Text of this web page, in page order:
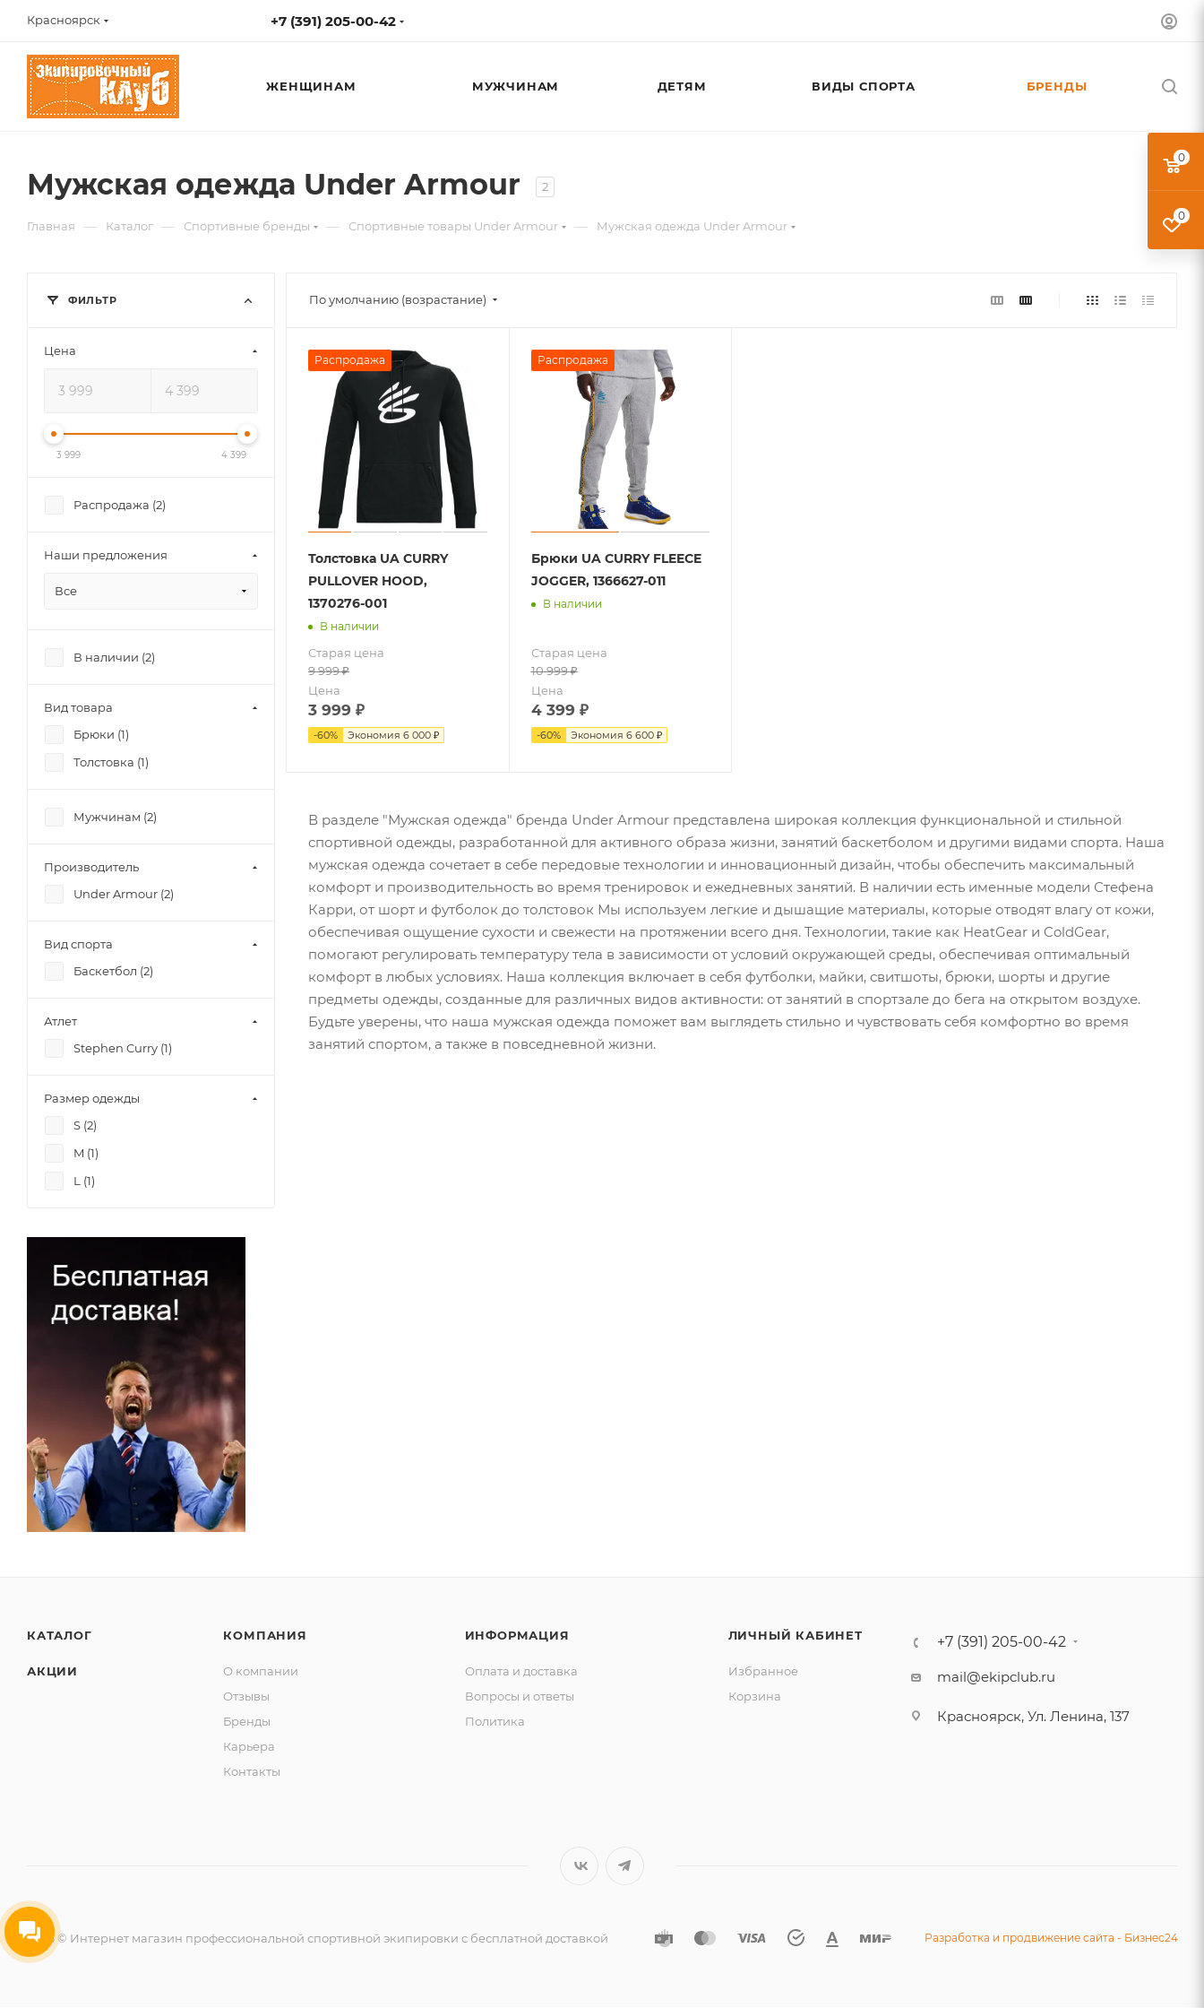
Красноярск +7 (391) 205-00-42
ЖЕНЩИНАМ МУЖЧИНАМ ДЕТЯМ ВИДЫ СПОРТА БРЕНДЫ
Мужская одежда Under Armour 2
Главная — Каталог — Спортивные бренды — Спортивные товары Under Armour — Мужская одежда Under Armour
По умолчанию (возрастание)
Распродажа
Толстовка UA CURRY
PULLOVER HOOD,
1370276-001
В наличии
Старая цена
9 999₽
Цена
3 999 ₽
-60% Экономия 6 000 ₽
Распродажа
Брюки UA CURRY FLEECE
JOGGER, 1366627-011
В наличии
Старая цена
10 999₽
Цена
4 399 ₽
-60% Экономия 6 600 ₽
В разделе "Мужская одежда" бренда Under Armour представлена широкая коллекция функциональной и стильной
спортивной одежды, разработанной для активного образа жизни, занятий баскетболом и другими видами спорта. Наша
мужская одежда сочетает в себе передовые технологии и инновационный дизайн, чтобы обеспечить максимальный
комфорт и производительность во время тренировок и ежедневных занятий. В наличии есть именные модели Стефена
Карри, от шорт и футболок до толстовок Мы используем легкие и дышащие материалы, которые отводят влагу от кожи,
обеспечивая ощущение сухости и свежести на протяжении всего дня. Технологии, такие как HeatGear и ColdGear,
помогают регулировать температуру тела в зависимости от условий окружающей среды, обеспечивая оптимальный
комфорт в любых условиях. Наша коллекция включает в себя футболки, майки, свитшоты, брюки, шорты и другие
предметы одежды, созданные для различных видов активности: от занятий в спортзале до бега на открытом воздухе.
Будьте уверены, что наша мужская одежда поможет вам выглядеть стильно и чувствовать себя комфортно во время
занятий спортом, а также в повседневной жизни.
ФИЛЬТР
Цена
3 999 4 399
Распродажа (2)
Наши предложения
Все
В наличии (2)
Вид товара
Брюки (1)
Толстовка (1)
Мужчинам (2)
Производитель
Under Armour (2)
Вид спорта
Баскетбол (2)
Атлет
Stephen Curry (1)
Размер одежды
S (2)
M (1)
L (1)
КАТАЛОГ
АКЦИИ
КОМПАНИЯ
О компании
Отзывы
Бренды
Карьера
Контакты
ИНФОРМАЦИЯ
Оплата и доставка
Вопросы и ответы
Политика
ЛИЧНЫЙ КАБИНЕТ
Избранное
Корзина
+7 (391) 205-00-42
mail@ekipclub.ru
Красноярск, Ул. Ленина, 137
2026 © Интернет магазин профессиональной спортивной экипировки с бесплатной доставкой Разработка и продвижение сайта - Бизнес24
0
0